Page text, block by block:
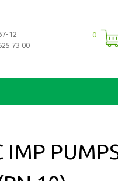
0
12
73 00
PUMPS